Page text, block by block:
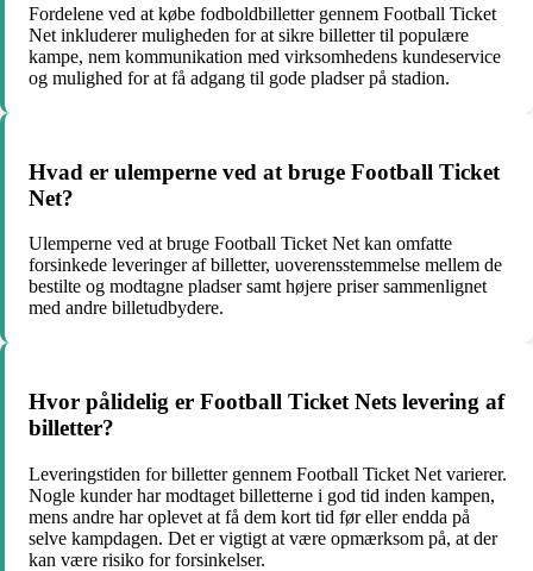
Fordelene ved at købe fodboldbilletter gennem Football Ticket
Net inkluderer muligheden for at sikre billetter til populære
kampe, nem kommunikation med virksomhedens kundeservice
og mulighed for at få adgang til gode pladser på stadion.
Hvad er ulemperne ved at bruge Football Ticket
Net?
Ulemperne ved at bruge Football Ticket Net kan omfatte
forsinkede leveringer af billetter, uoverensstemmelse mellem de
bestilte og modtagne pladser samt højere priser sammenlignet
med andre billetudbydere.
Hvor pålidelig er Football Ticket Nets levering af
billetter?
Leveringstiden for billetter gennem Football Ticket Net varierer.
Nogle kunder har modtaget billetterne i god tid inden kampen,
mens andre har oplevet at få dem kort tid før eller endda på
selve kampdagen. Det er vigtigt at være opmærksom på, at der
kan være risiko for forsinkelser.